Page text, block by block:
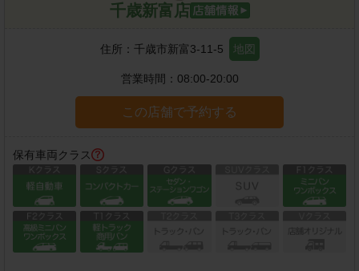
千歳新富店
住所： 千歳市新富3-11-5 地図
営業時間： 08:00-20:00
この店舗で予約する
保有車両クラス